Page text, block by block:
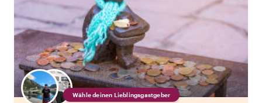
Wähle deinen Lieblingsgastgeber